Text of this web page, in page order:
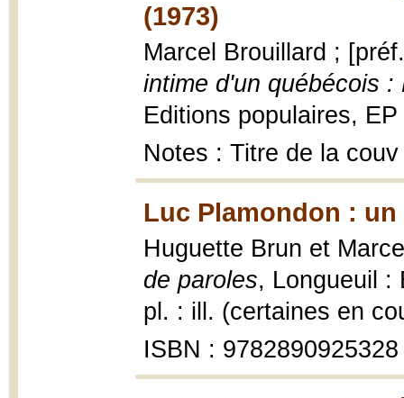
(1973)
Marcel Brouillard ;
intime d'un québécois
Editions populaires,
Notes : Titre de la couv
Luc Plamondon : un
Huguette Brun et
de paroles, Longueuil :
pl. : ill. (certaines en
ISBN : 9782890925328